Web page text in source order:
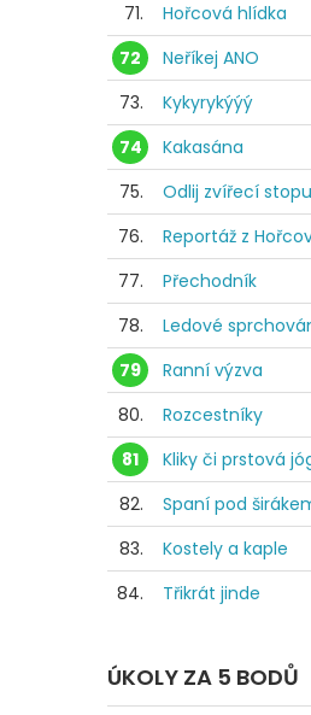
71.
Hořcová hlídka
72
Neříkej ANO
73.
Kykyrykýýý
74
Kakasána
75.
Odlij zvířecí
76.
Reportáž z
77.
Přechodník
78.
Ledové
79
Ranní výzva
80.
Rozcestníky
81
Kliky či prstová
82.
Spaní pod
83.
Kostely a kaple
84.
Třikrát jinde
ÚKOLY ZA 5 BODŮ